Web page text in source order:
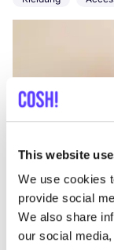
This website
We use cookies
provide social
We also share
our social
Zur Route
5Loops